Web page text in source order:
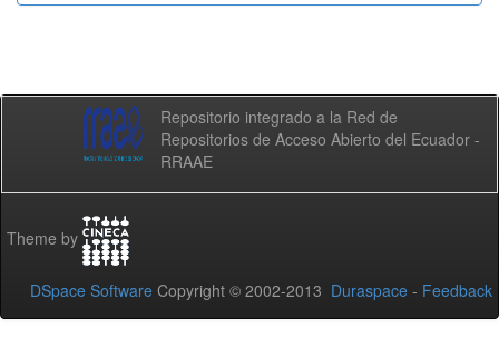
Repositorio integrado a la Red de
Repositorios de Acceso Abierto del Ecuador -
RRAAE
Theme by
DSpace Software Copyright © 2002-2013 Duraspace - Feedback